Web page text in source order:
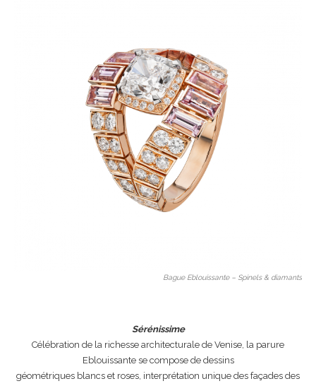
Bague Eblouissante – Spinels & diamants
Sérénissime
Célébration de la richesse architecturale de Venise, la parure
Eblouissante se compose de dessins
géométriques blancs et roses, interprétation unique des façades des